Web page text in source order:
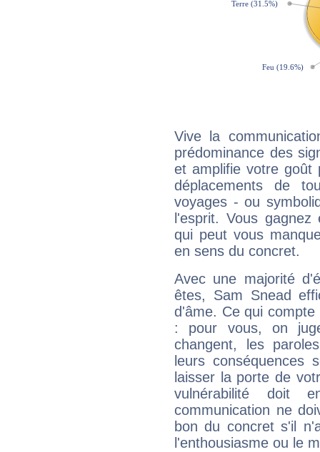
Vive la
prédominance des
et amplifie votre goût
déplacements de
voyages - ou
l'esprit. Vous
qui peut vous
en sens du concret.
Avec une majorité
êtes, Sam Snead
d'âme. Ce qui
: pour vous, on
changent, les
leurs conséquences
laisser la porte de
vulnérabilité doit
communication ne
bon du concret s'il
l'enthousiasme ou le